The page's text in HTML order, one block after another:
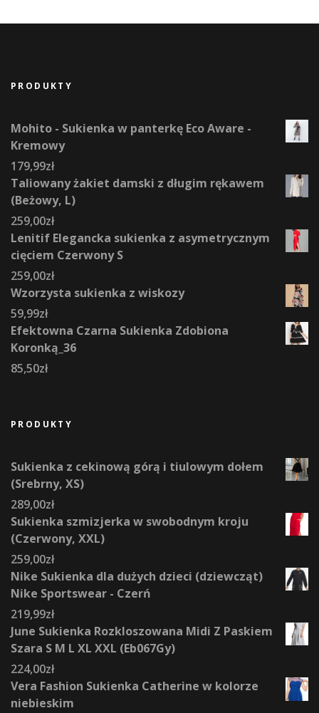
PRODUKTY
Mohito - Sukienka w panterkę Eco Aware -
Kremowy
179,99zł
Taliowany żakiet damski z długim rękawem
(Beżowy, L)
259,00zł
Lenitif Elegancka sukienka z asymetrycznym
cięciem Czerwony S
259,00zł
Wzorzysta sukienka z wiskozy
59,99zł
Efektowna Czarna Sukienka Zdobiona
Koronką_36
85,50zł
PRODUKTY
Sukienka z cekinową górą i tiulowym dołem
(Srebrny, XS)
289,00zł
Sukienka szmizjerka w swobodnym kroju
(Czerwony, XXL)
259,00zł
Nike Sukienka dla dużych dzieci (dziewcząt)
Nike Sportswear - Czerń
219,99zł
June Sukienka Rozkloszowana Midi Z Paskiem
Szara S M L XL XXL (Eb067Gy)
224,00zł
Vera Fashion Sukienka Catherine w kolorze
niebieskim